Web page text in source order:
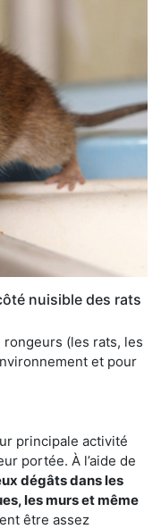
nuisible des rats
rongeurs (les rats, les
et pour
principale activité
portée. À l’aide de
dégâts dans les
les murs et même
être assez